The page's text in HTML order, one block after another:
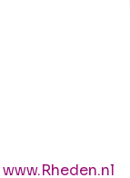
www.Rheden.nl